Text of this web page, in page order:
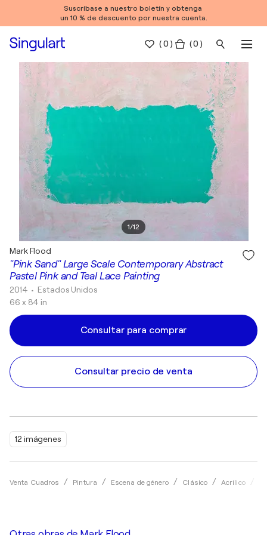
Suscríbase a nuestro boletín y obtenga
un 10 % de descuento por nuestra cuenta.
(0 ) ( 0 )
1/12
12 imágenes
Venta Cuadros Pintura Escena de género Clásico Acrílico
"Pink Sand" Large Scale Contemporary Abstract
Pastel Pink and Teal Lace Painting
Mark Flood
2014 • Estados Unidos
66 x 84 in
Consultar para comprar
Consultar precio de venta